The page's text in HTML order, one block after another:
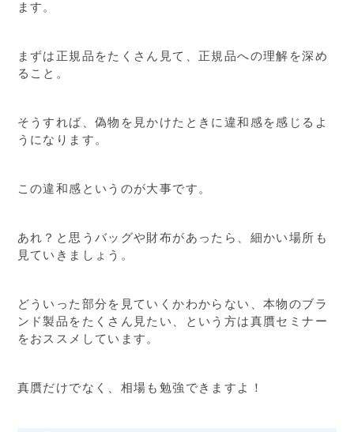
ます。
まずは正規品をたくさん見て、正規品への理解を深め
ること。
そうすれば、偽物を見かけたときに違和感を感じるよ
うになります。
この違和感というのが大事です。
あれ？と思うバッグや財布があったら、細かい場所も
見ていきましょう。
どういった部分を見ていくかわからない、本物のブラ
ンド製品をたくさん見たい、という方は真贋セミナー
をおススメしています。
真贋だけでなく、相場も勉強できますよ！